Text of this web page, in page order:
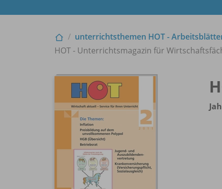
unterrichtsthemen HOT -
HOT - Unterrichtsmagazin für